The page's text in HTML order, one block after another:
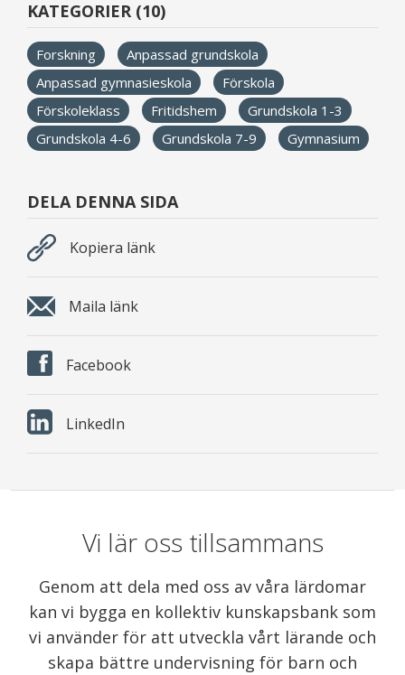
KATEGORIER (10)
Forskning
Anpassad grundskola
Anpassad gymnasieskola
Förskola
Förskoleklass
Fritidshem
Grundskola 1-3
Grundskola 4-6
Grundskola 7-9 Gymnasium
DELA DENNA SIDA
Kopiera länk
Maila länk
Facebook
LinkedIn
Vi lär oss tillsammans
Genom att dela med oss av våra lärdomar
kan vi bygga en kollektiv kunskapsbank som
vi använder för att utveckla vårt lärande och
skapa bättre undervisning för barn och